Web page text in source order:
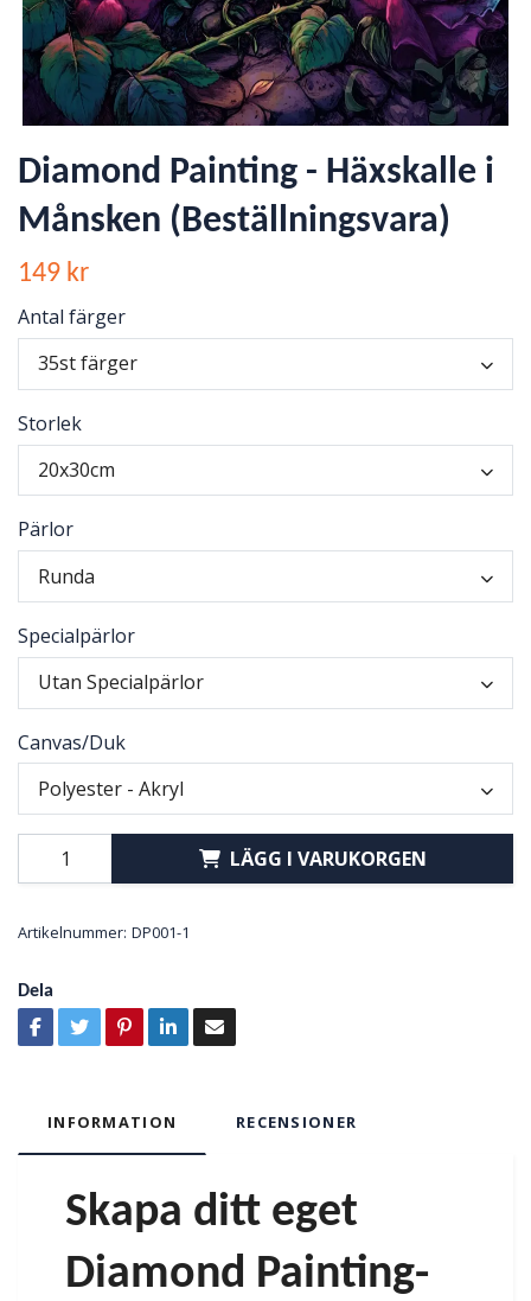
Diamond Painting - Häxskalle i
Månsken (Beställningsvara)
149 kr
Antal färger
35st färger
Storlek
20x30cm
Pärlor
Runda
Specialpärlor
Utan Specialpärlor
Canvas/Duk
Polyester - Akryl
LÄGG I VARUKORGEN
Artikelnummer: DP001-1
Dela
INFORMATION RECENSIONER
Skapa ditt eget
Diamond Painting-